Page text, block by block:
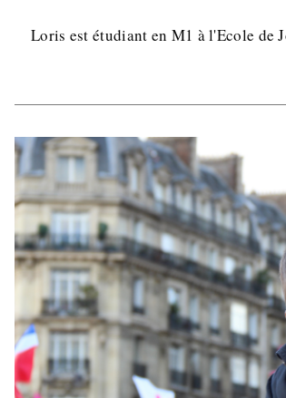
Loris est étudiant en M1 à l'Ecole de